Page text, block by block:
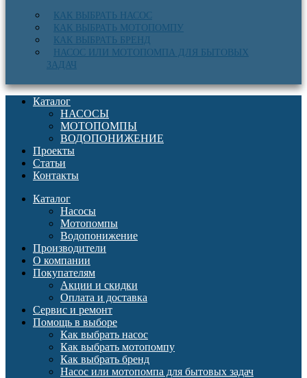
КАК ВЫБРАТЬ НАСОС
КАК ВЫБРАТЬ МОТОПОМПУ
КАК ВЫБРАТЬ БРЕНД
НАСОС ИЛИ МОТОПОМПА ДЛЯ БЫТОВЫХ
ЗАДАЧ
Каталог
НАСОСЫ
МОТОПОМПЫ
ВОДОПОНИЖЕНИЕ
Проекты
Статьи
Контакты
Каталог
Насосы
Мотопомпы
Водопонижение
Производители
О компании
Покупателям
Акции и скидки
Оплата и доставка
Сервис и ремонт
Помощь в выборе
Как выбрать насос
Как выбрать мотопомпу
Как выбрать бренд
Насос или мотопомпа для бытовых задач